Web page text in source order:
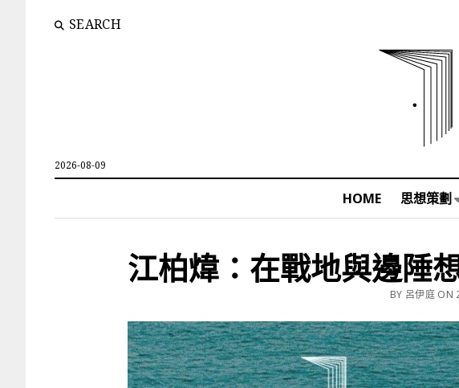
SEARCH
2026-08-09
HOME 思想策劃
江柏煒：在戰地與邊陲
BY 呂伊庭